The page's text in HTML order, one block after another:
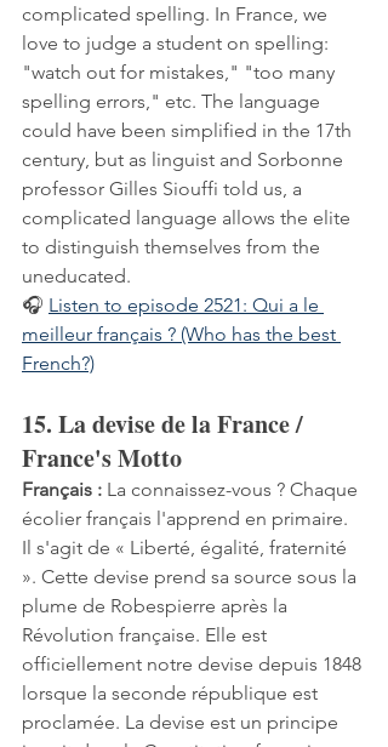
complicated spelling. In France, we
love to judge a student on spelling:
"watch out for mistakes," "too many
spelling errors," etc. The language
could have been simplified in the 17th
century, but as linguist and Sorbonne
professor Gilles Siouffi told us, a
complicated language allows the elite
to distinguish themselves from the
uneducated.
🎧 Listen to episode 2521: Qui a le
meilleur français ? (Who has the best
French?)
15. La devise de la France /
France's Motto
Français : La connaissez-vous ? Chaque
écolier français l'apprend en primaire.
Il s'agit de « Liberté, égalité, fraternité
». Cette devise prend sa source sous la
plume de Robespierre après la
Révolution française. Elle est
officiellement notre devise depuis 1848
lorsque la seconde république est
proclamée. La devise est un principe